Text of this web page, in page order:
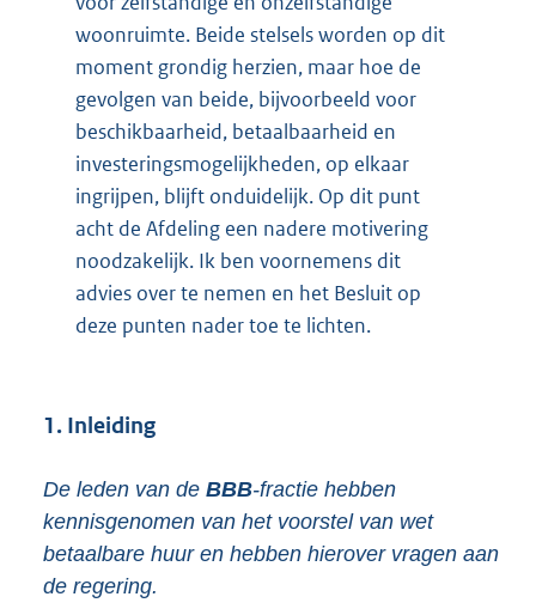
woonruimte. Beide stelsels worden op dit
moment grondig herzien, maar hoe de
gevolgen van beide, bijvoorbeeld voor
beschikbaarheid, betaalbaarheid en
investeringsmogelijkheden, op elkaar
ingrijpen, blijft onduidelijk. Op dit punt
acht de Afdeling een nadere motivering
noodzakelijk. Ik ben voornemens dit
advies over te nemen en het Besluit op
deze punten nader toe te lichten.
1. Inleiding
De leden van de BBB-fractie hebben
kennisgenomen van het voorstel van wet
betaalbare huur en hebben hierover vragen aan
de regering.